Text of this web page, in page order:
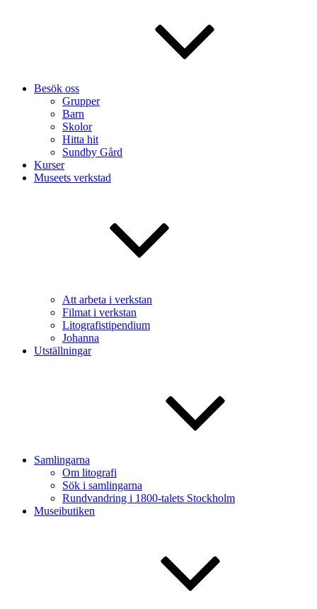
Besök oss
Grupper
Barn
Skolor
Hitta hit
Sundby Gård
Kurser
Museets verkstad
Att arbeta i verkstan
Filmat i verkstan
Litografistipendium
Johanna
Utställningar
Samlingarna
Om litografi
Sök i samlingarna
Rundvandring i 1800-talets Stockholm
Museibutiken